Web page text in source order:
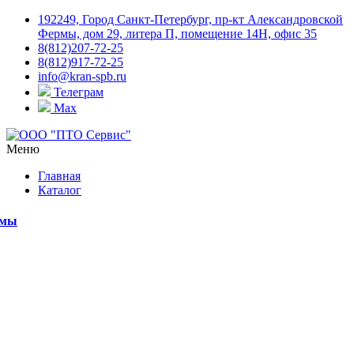
192249, Город Санкт-Петербург, пр-кт Александровской
Фермы, дом 29, литера П, помещение 14Н, офис 35
8(812)207-72-25
8(812)917-72-25
info@kran-spb.ru
Телеграм
Max
Меню
Главная
Каталог